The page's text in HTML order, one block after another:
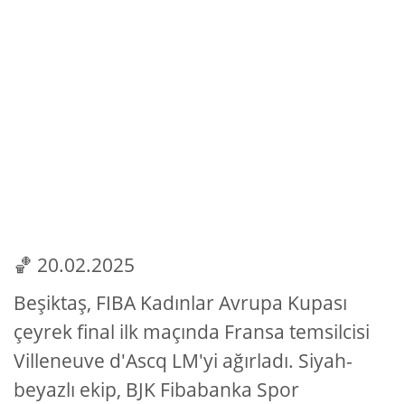
🏀 20.02.2025
Beşiktaş, FIBA Kadınlar Avrupa Kupası
çeyrek final ilk maçında Fransa temsilcisi
Villeneuve d'Ascq LM'yi ağırladı. Siyah-
beyazlı ekip, BJK Fibabanka Spor